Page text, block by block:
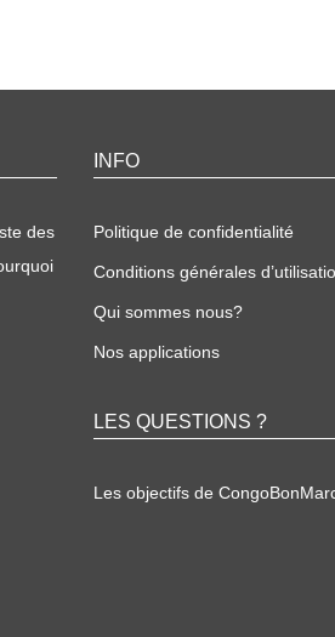
des
INFO
Politique de confidentialité
Conditions générales
Qui sommes nous?
Nos applications
LES QUESTIONS ?
Les objectifs de